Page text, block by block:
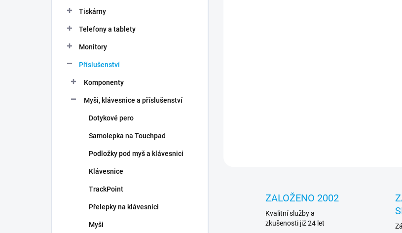
Tiskárny
Telefony a tablety
Monitory
Příslušenství
Komponenty
Myši, klávesnice a příslušenství
Dotykové pero
Samolepka na Touchpad
Podložky pod myš a klávesnici
Klávesnice
TrackPoint
Přelepky na klávesnici
Myši
ZALOŽENO 2002
Kvalitní služby a
zkušenosti již 24 let